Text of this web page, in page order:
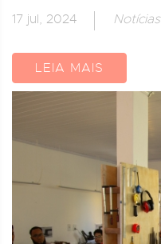
17 jul, 2024 Notícias
LEIA MAIS